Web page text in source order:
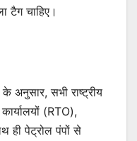
टैग चाहिए।
अनुसार, सभी राष्ट्रीय
कार्यालयों (RTO),
ही पेट्रोल पंपों से